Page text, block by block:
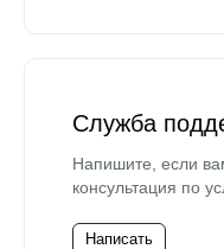
Служба
Напишите, если
консультация по
Написать